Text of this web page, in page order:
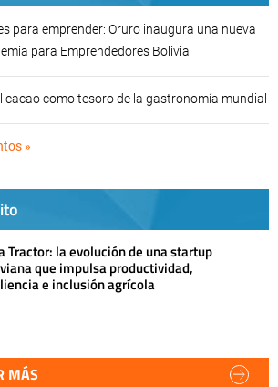
para emprender: Oruro inaugura una nueva
para Emprendedores Bolivia
cacao como tesoro de la gastronomía mundial
»
Tractor: la evolución de una startup
que impulsa productividad,
e inclusión agrícola
MÁS